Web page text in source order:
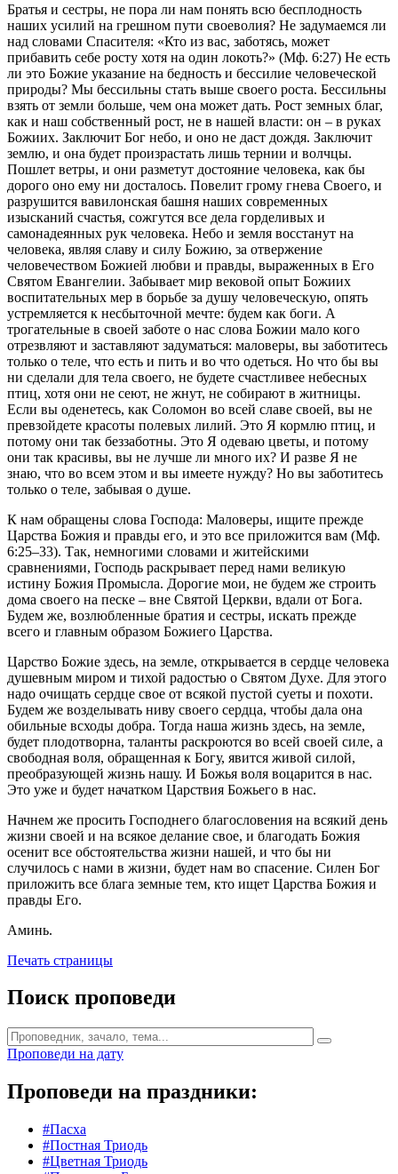
Братья и сестры, не пора ли нам понять всю бесплодность
наших усилий на грешном пути своеволия? Не задумаемся ли
над словами Спасителя: «Кто из вас, заботясь, может
прибавить себе росту хотя на один локоть?» (Мф. 6:27) Не есть
ли это Божие указание на бедность и бессилие человеческой
природы? Мы бессильны стать выше своего роста. Бессильны
взять от земли больше, чем она может дать. Рост земных благ,
как и наш собственный рост, не в нашей власти: он – в руках
Божиих. Заключит Бог небо, и оно не даст дождя. Заключит
землю, и она будет произрастать лишь тернии и волчцы.
Пошлет ветры, и они разметут достояние человека, как бы
дорого оно ему ни досталось. Повелит грому гнева Своего, и
разрушится вавилонская башня наших современных
изысканий счастья, сожгутся все дела горделивых и
самонадеянных рук человека. Небо и земля восстанут на
человека, являя славу и силу Божию, за отвержение
человечеством Божией любви и правды, выраженных в Его
Святом Евангелии. Забывает мир вековой опыт Божиих
воспитательных мер в борьбе за душу человеческую, опять
устремляется к несбыточной мечте: будем как боги. А
трогательные в своей заботе о нас слова Божии мало кого
отрезвляют и заставляют задуматься: маловеры, вы заботитесь
только о теле, что есть и пить и во что одеться. Но что бы вы
ни сделали для тела своего, не будете счастливее небесных
птиц, хотя они не сеют, не жнут, не собирают в житницы.
Если вы оденетесь, как Соломон во всей славе своей, вы не
превзойдете красоты полевых лилий. Это Я кормлю птиц, и
потому они так беззаботны. Это Я одеваю цветы, и потому
они так красивы, вы не лучше ли много их? И разве Я не
знаю, что во всем этом и вы имеете нужду? Но вы заботитесь
только о теле, забывая о душе.
К нам обращены слова Господа: Маловеры, ищите прежде
Царства Божия и правды его, и это все приложится вам (Мф.
6:25–33). Так, немногими словами и житейскими
сравнениями, Господь раскрывает перед нами великую
истину Божия Промысла. Дорогие мои, не будем же строить
дома своего на песке – вне Святой Церкви, вдали от Бога.
Будем же, возлюбленные братия и сестры, искать прежде
всего и главным образом Божиего Царства.
Царство Божие здесь, на земле, открывается в сердце человека
душевным миром и тихой радостью о Святом Духе. Для этого
надо очищать сердце свое от всякой пустой суеты и похоти.
Будем же возделывать ниву своего сердца, чтобы дала она
обильные всходы добра. Тогда наша жизнь здесь, на земле,
будет плодотворна, таланты раскроются во всей своей силе, а
свободная воля, обращенная к Богу, явится живой силой,
преобразующей жизнь нашу. И Божья воля воцарится в нас.
Это уже и будет начатком Царствия Божьего в нас.
Начнем же просить Господнего благословения на всякий день
жизни своей и на всякое делание свое, и благодать Божия
осенит все обстоятельства жизни нашей, и что бы ни
случилось с нами в жизни, будет нам во спасение. Силен Бог
приложить все блага земные тем, кто ищет Царства Божия и
правды Его.
Аминь.
Печать страницы
Поиск проповеди
Проповеди на дату
Проповеди на праздники:
#Пасха
#Постная Триодь
#Цветная Триодь